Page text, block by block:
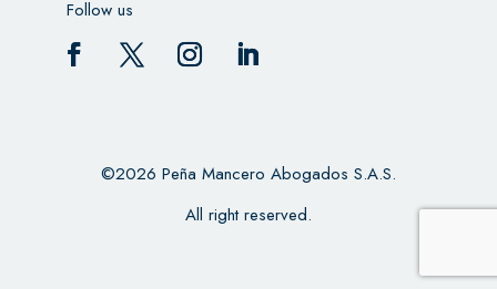
Follow us
©2026 Peña Mancero Abogados S.A.S.
All right reserved.